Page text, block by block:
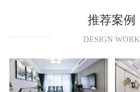
推荐案例
DESIGN WORK